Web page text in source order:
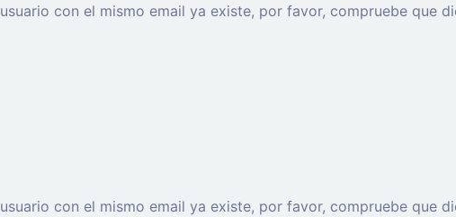
con el mismo email ya existe, por favor, compruebe que
con el mismo email ya existe, por favor, compruebe que